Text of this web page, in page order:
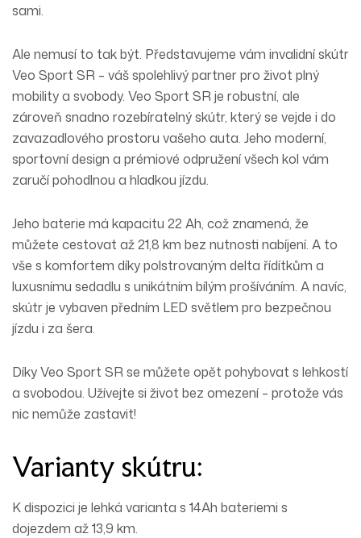
sami.
Ale nemusí to tak být. Představujeme vám invalidní skútr
Veo Sport SR – váš spolehlivý partner pro život plný
mobility a svobody. Veo Sport SR je robustní, ale
zároveň snadno rozebíratelný skútr, který se vejde i do
zavazadlového prostoru vašeho auta. Jeho moderní,
sportovní design a prémiové odpružení všech kol vám
zaručí pohodlnou a hladkou jízdu.
Jeho baterie má kapacitu 22 Ah, což znamená, že
můžete cestovat až 21,8 km bez nutnosti nabíjení. A to
vše s komfortem díky polstrovaným delta řídítkům a
luxusnímu sedadlu s unikátním bílým prošíváním. A navíc,
skútr je vybaven předním LED světlem pro bezpečnou
jízdu i za šera.
Díky Veo Sport SR se můžete opět pohybovat s lehkostí
a svobodou. Užívejte si život bez omezení – protože vás
nic nemůže zastavit!
Varianty skútru:
K dispozici je lehká varianta s 14Ah bateriemi s
dojezdem až 13,9 km.